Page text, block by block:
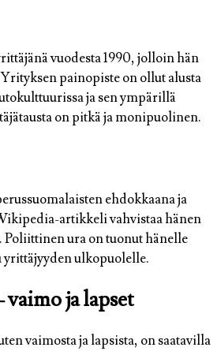
vuodesta 1990, jolloin hän
painopiste on ollut alusta
ja sen ympärillä
on pitkä ja monipuolinen.
ehdokkaana ja
artikkeli vahvistaa hänen
ura on tuonut hänelle
ulkopuolelle.
ja lapset
vaimosta ja lapsista, on saatavilla